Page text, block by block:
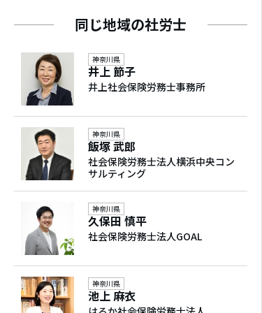
同じ地域の社労士
井上 節子
神奈川県
井上社会保険労務士事務所
飯塚 武郎
神奈川県
社会保険労務士法人横浜中央コン
サルティング
久保田 慎平
神奈川県
社会保険労務士法人GOAL
池上 麻衣
神奈川県